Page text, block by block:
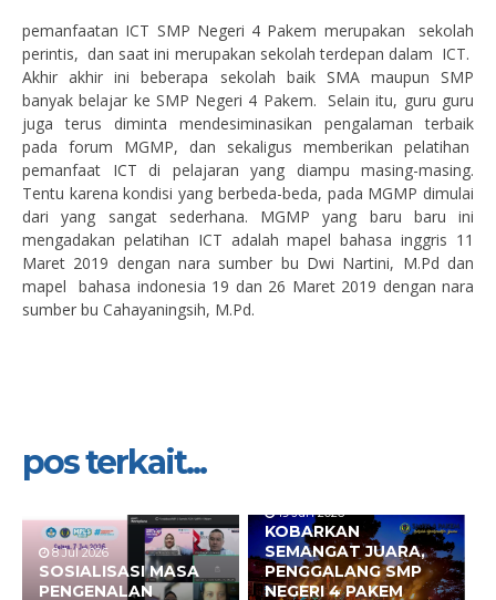
pemanfaatan ICT SMP Negeri 4 Pakem merupakan sekolah
perintis, dan saat ini merupakan sekolah terdepan dalam ICT.
Akhir akhir ini beberapa sekolah baik SMA maupun SMP
banyak belajar ke SMP Negeri 4 Pakem. Selain itu, guru guru
juga terus diminta mendesiminasikan pengalaman terbaik
pada forum MGMP, dan sekaligus memberikan pelatihan
pemanfaat ICT di pelajaran yang diampu masing-masing.
Tentu karena kondisi yang berbeda-beda, pada MGMP dimulai
dari yang sangat sederhana. MGMP yang baru baru ini
mengadakan pelatihan ICT adalah mapel bahasa inggris 11
Maret 2019 dengan nara sumber bu Dwi Nartini, M.Pd dan
mapel bahasa indonesia 19 dan 26 Maret 2019 dengan nara
sumber bu Cahayaningsih, M.Pd.
pos terkait...
8 Jul 2026
SOSIALISASI MASA
PENGENALAN
19 Jun 2026
KOBARKAN
SEMANGAT JUARA,
PENGGALANG SMP
NEGERI 4 PAKEM